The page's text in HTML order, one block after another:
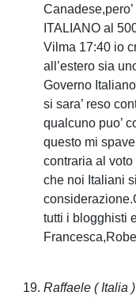
ITALIANO al
Vilma 17:40 io
all’estero sia
Governo
si sara’ reso
qualcuno puo’
questo mi
contraria al
che noi Italiani
tutti i blogghisti
Raffaele ( Italia )